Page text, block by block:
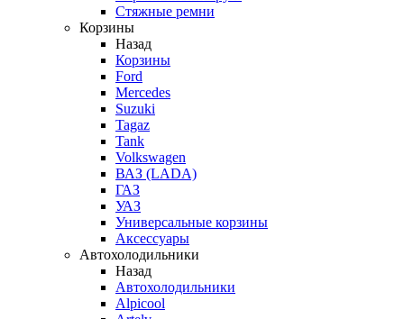
Стяжные ремни
Корзины
Назад
Корзины
Ford
Mercedes
Suzuki
Tagaz
Tank
Volkswagen
ВАЗ (LADA)
ГАЗ
УАЗ
Универсальные корзины
Аксессуары
Автохолодильники
Назад
Автохолодильники
Alpicool